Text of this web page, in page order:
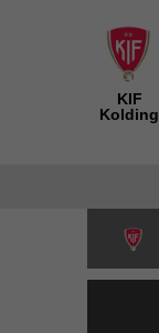
KIF
Kolding